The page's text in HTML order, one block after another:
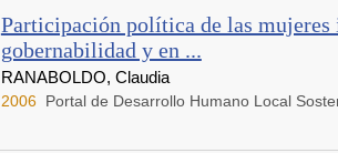
Participación política de las mujeres
gobernabilidad y en ...
RANABOLDO, Claudia
2006 Portal de Desarrollo Humano Local